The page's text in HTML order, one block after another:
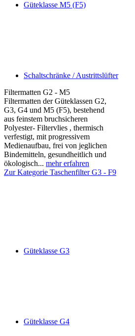
Güteklasse M5 (F5)
Schaltschränke / Austrittslüfter
Filtermatten G2 - M5
Filtermatten der Güteklassen G2,
G3, G4 und M5 (F5), bestehend
aus feinstem bruchsicheren
Polyester- Filtervlies , thermisch
verfestigt, mit progressivem
Medienaufbau, frei von jeglichen
Bindemitteln, gesundheitlich und
ökologisch... mehr erfahren
Zur Kategorie Taschenfilter G3 - F9
Güteklasse G3
Güteklasse G4